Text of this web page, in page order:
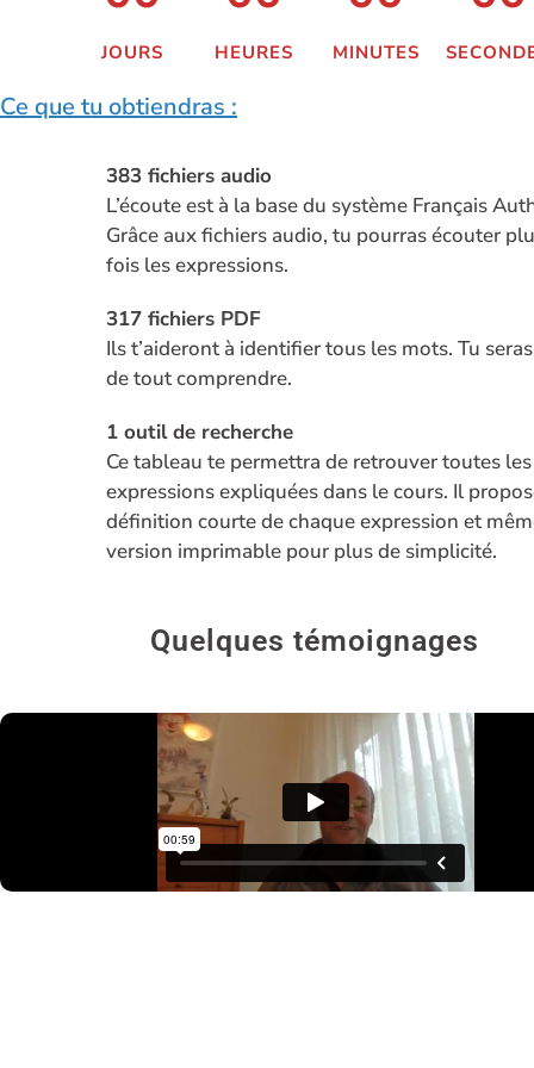
JOURS HEURES MINUTES
Ce que tu obtiendras :
383fichiers audio
L’écoute est à la base du système Français
Grâce aux fichiers audio, tu pourras écouter
fois les expressions.
317 fichiers PDF
Ils t’aideront à identifier tous les mots. Tu
de tout comprendre.
1 outil de recherche
Ce tableau te permettra de retrouver toutes les
expressions expliquées dans le cours. Il
définition courte de chaque expression et
version imprimable pour plus de simplicité.
Quelques témoignages